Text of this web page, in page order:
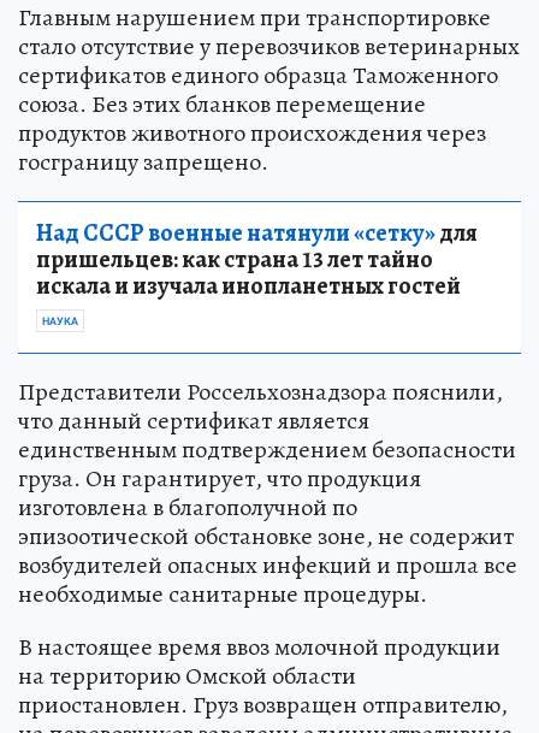
Главным нарушением при транспортировке
стало отсутствие у перевозчиков ветеринарных
сертификатов единого образца Таможенного
союза. Без этих бланков перемещение
продуктов животного происхождения через
госграницу запрещено.
Над СССР военные натянули «сетку»для
пришельцев: как страна 13 лет тайно
искала и изучала инопланетных гостей
НАУКА
Представители Россельхознадзора пояснили,
что данный сертификат является
единственным подтверждением безопасности
груза. Он гарантирует, что продукция
изготовлена в благополучной по
эпизоотической обстановке зоне, не содержит
возбудителей опасных инфекций и прошла все
необходимые санитарные процедуры.
В настоящее время ввоз молочной продукции
на территорию Омской области
приостановлен. Груз возвращен отправителю,